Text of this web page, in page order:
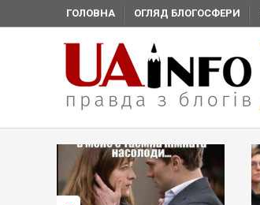
ГОЛОВНА ОГЛЯД БЛОГОСФЕРИ